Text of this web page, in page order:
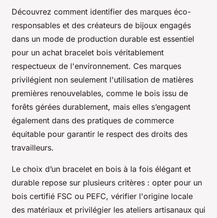
Découvrez comment identifier des marques éco-
responsables et des créateurs de bijoux engagés
dans un mode de production durable est essentiel
pour un achat bracelet bois véritablement
respectueux de l'environnement. Ces marques
privilégient non seulement l'utilisation de matières
premières renouvelables, comme le bois issu de
forêts gérées durablement, mais elles s’engagent
également dans des pratiques de commerce
équitable pour garantir le respect des droits des
travailleurs.
Le choix d’un bracelet en bois à la fois élégant et
durable repose sur plusieurs critères : opter pour un
bois certifié FSC ou PEFC, vérifier l'origine locale
des matériaux et privilégier les ateliers artisanaux qui